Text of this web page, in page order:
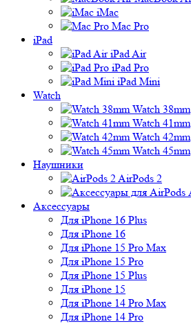
iMac
Mac Pro
iPad
iPad Air
iPad Pro
iPad Mini
Watch
Watch 38mm
Watch 41mm
Watch 42mm
Watch 45mm
Наушники
AirPods 2
Аксессуары
Для iPhone 16 Plus
Для iPhone 16
Для iPhone 15 Pro Max
Для iPhone 15 Pro
Для iPhone 15 Plus
Для iPhone 15
Для iPhone 14 Pro Max
Для iPhone 14 Pro